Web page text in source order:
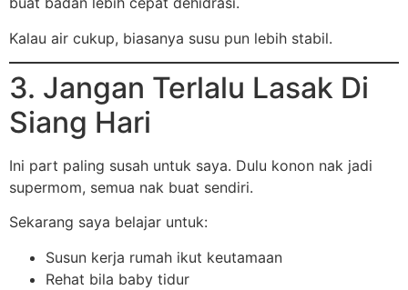
Kalau air cukup, biasanya susu pun lebih stabil.
3. Jangan Terlalu Lasak Di
Siang Hari
Ini part paling susah untuk saya. Dulu konon nak jadi
supermom, semua nak buat sendiri.
Sekarang saya belajar untuk:
Susun kerja rumah ikut keutamaan
Rehat bila baby tidur